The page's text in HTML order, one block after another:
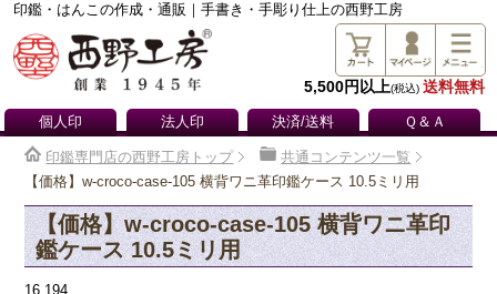
印鑑・はんこの作成・通販｜手書き・手彫り仕上の西野工房
5,500円以上(税込) 送料無料
個人印 法人印 決済/送料 Ｑ＆Ａ
印鑑専門店の西野工房トップ
共通コンテンツ一覧
【価格】w-croco-case-105 横背ワニ革印鑑ケース 10.5ミリ用
【価格】w-croco-case-105 横背ワニ革印
鑑ケース 10.5ミリ用
16,194